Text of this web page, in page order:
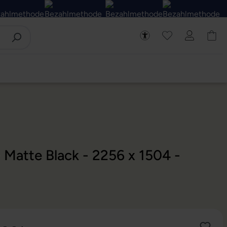
Matte Black - 2256 x 1504 -